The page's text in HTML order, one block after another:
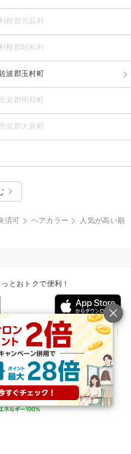
利根郡片品村
利根郡昭和村
波郡玉村町
邑楽郡明和町
邑楽郡大泉町
済可 ヘアカラー
人気が高い順
とおトクで便利！
プ リリース情報
利用規約
ン様
のサービス一覧 アプリ一覧
Inc.